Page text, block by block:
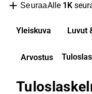
SeuraaAlle 1K
Yleiskuva Luvut
Arvostus